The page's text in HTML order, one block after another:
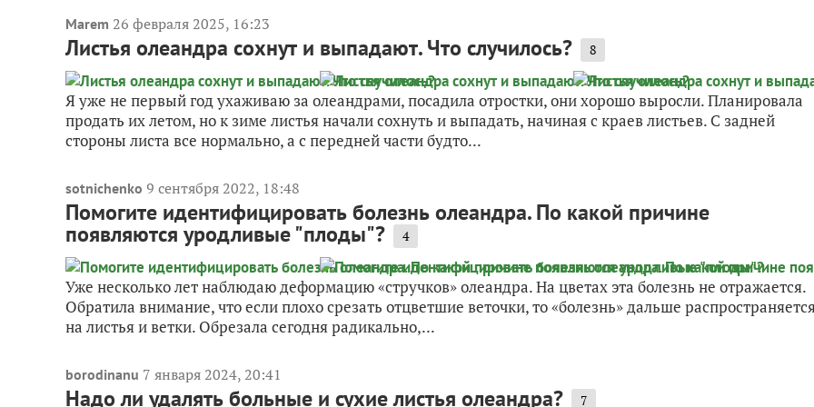
Marem 26 февраля 2025, 16:23
Листья олеандра сохнут и выпадают. Что случилось? 8
Я уже не первый год ухаживаю за олеандрами, посадила отростки, они хорошо выросли. Планировала
продать их летом, но к зиме листья начали сохнуть и выпадать, начиная с краев листьев. С задней
стороны листа все нормально, а с передней части будто...
sotnichenko 9 сентября 2022, 18:48
Помогите идентифицировать болезнь олеандра. По какой причине
появляются уродливые "плоды"? 4
Уже несколько лет наблюдаю деформацию «стручков» олеандра. На цветах эта болезнь не отражается.
Обратила внимание, что если плохо срезать отцветшие веточки, то «болезнь» дальше
на листья и ветки. Обрезала сегодня радикально,...
borodinanu 7 января 2024, 20:41
Надо ли удалять больные и сухие листья олеандра? 7